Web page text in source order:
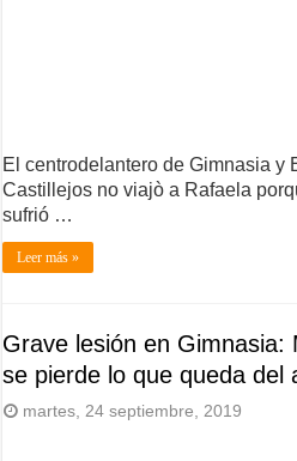
El centrodelantero de Gimnasia y
Castillejos no viajò a Rafaela
sufrió …
Leer más »
Grave lesión en Gimnasia:
se pierde lo que queda del
martes, 24 septiembre, 2019